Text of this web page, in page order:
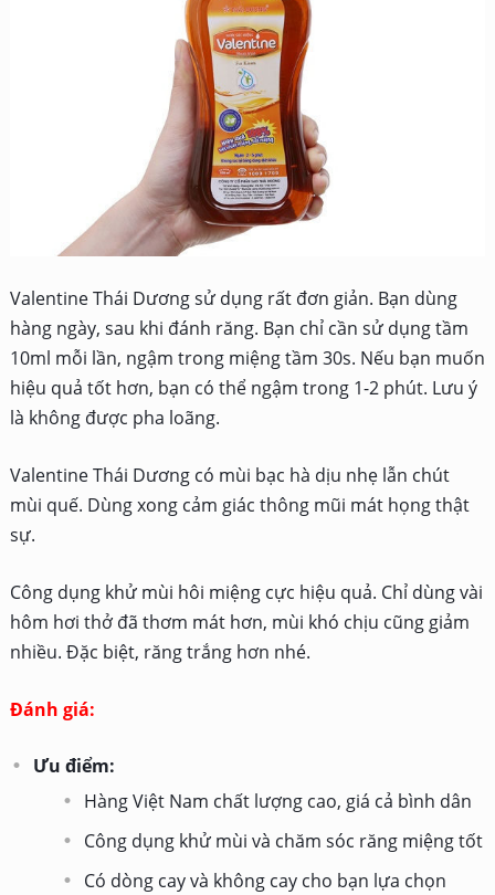
Valentine Thái Dương sử dụng rất đơn giản. Bạn dùng
hàng ngày, sau khi đánh răng. Bạn chỉ cần sử dụng tầm
10ml mỗi lần, ngậm trong miệng tầm 30s. Nếu bạn muốn
hiệu quả tốt hơn, bạn có thể ngậm trong 1-2 phút. Lưu ý
là không được pha loãng.
Valentine Thái Dương có mùi bạc hà dịu nhẹ lẫn chút
mùi quế. Dùng xong cảm giác thông mũi mát họng thật
sự.
Công dụng khử mùi hôi miệng cực hiệu quả. Chỉ dùng vài
hôm hơi thở đã thơm mát hơn, mùi khó chịu cũng giảm
nhiều. Đặc biệt, răng trắng hơn nhé.
Đánh giá:
Ưu điểm:
Hàng Việt Nam chất lượng cao, giá cả bình dân
Công dụng khử mùi và chăm sóc răng miệng tốt
Có dòng cay và không cay cho bạn lựa chọn